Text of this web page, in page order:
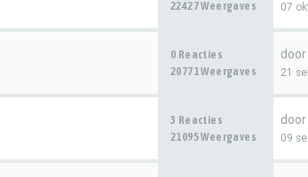
22427 Weergaves
07
0 Reacties
20771 Weergaves
door
21
3 Reacties
21095 Weergaves
door
09